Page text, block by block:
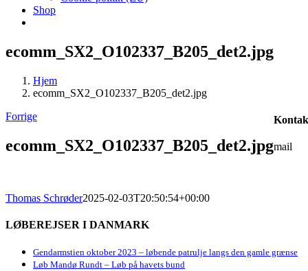
Shop
ecomm_SX2_O102337_B205_det2.jpg
Hjem
ecomm_SX2_O102337_B205_det2.jpg
Forrige
ecomm_SX2_O102337_B205_det2.jpg
Thomas Schrøder2025-02-03T20:50:54+00:00
LØBEREJSER I DANMARK
Gendarmstien oktober 2023 – løbende patrulje langs den gamle grænse
Løb Mandø Rundt – Løb på havets bund
mail